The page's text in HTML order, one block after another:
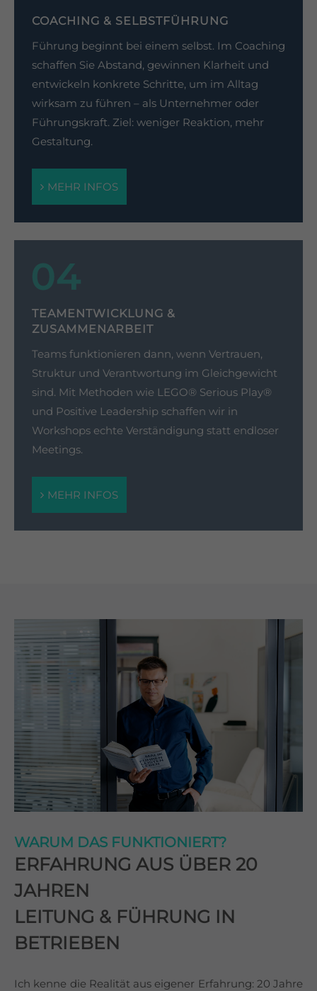
COACHING & SELBSTFÜHRUNG
Führung beginnt bei einem selbst. Im Coaching
schaffen Sie Abstand, gewinnen Klarheit und
entwickeln konkrete Schritte, um im Alltag
wirksam zu führen – als Unternehmer oder
Führungskraft. Ziel: weniger Reaktion, mehr
Gestaltung.
MEHR INFOS
TEAMENTWICKLUNG &
ZUSAMMENARBEIT
Teams funktionieren dann, wenn Vertrauen,
Struktur und Verantwortung im Gleichgewicht
sind. Mit Methoden wie LEGO® Serious Play®
und Positive Leadership schaffen wir in
Workshops echte Verständigung statt endloser
Meetings.
MEHR INFOS
WARUM DAS FUNKTIONIERT?
ERFAHRUNG AUS ÜBER 20
JAHREN
LEITUNG & FÜHRUNG IN
BETRIEBEN
Ich kenne die Realität aus eigener Erfahrung: 20 Jahre